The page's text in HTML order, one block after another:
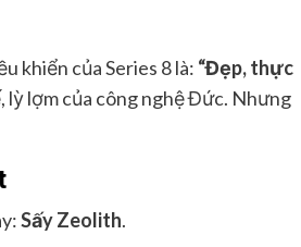
khiển của Series 8 là: “Đẹp, thực
lỳ lợm của công nghệ Đức. Nhưng
Sấy Zeolith.